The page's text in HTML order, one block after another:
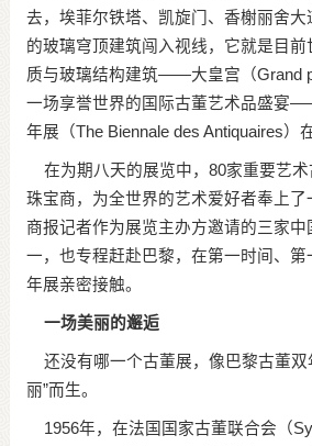
去，埃菲尔铁塔、凯旋门、香榭丽舍
的玻璃穹顶建筑闯入视线，它就是目
质与玻璃结构建筑——大皇宫（Grand
一场享誉世界的国际古董艺术品盛宴
年展（The Biennale des Antiquaires）
在为期八天的展览中，80家重要艺术
珠宝商，为全世界的艺术爱好者奉上了
商报记者作为展览主办方邀请的三家中
一，也专程赶赴巴黎，在第一时间、第
年展亲密接触。
一场美丽的邂逅
还没有哪一个古董展，像巴黎古董双
丽”而生。
1956年，在法国国家古董联合会（